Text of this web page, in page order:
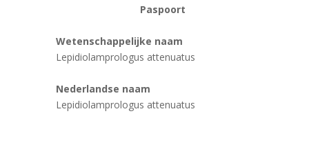
Paspoort
Wetenschappelijke naam
Lepidiolamprologus attenuatus
Nederlandse naam
Lepidiolamprologus attenuatus